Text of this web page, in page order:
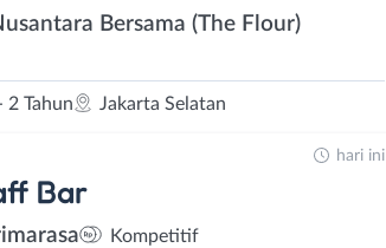
Bersama (The Flour)
2 Tahun Jakarta Selatan
Bar
Kompetitif
hari ini